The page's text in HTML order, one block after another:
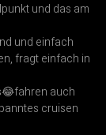
und das am
und einfach
fragt einfach in
auch
cruisen